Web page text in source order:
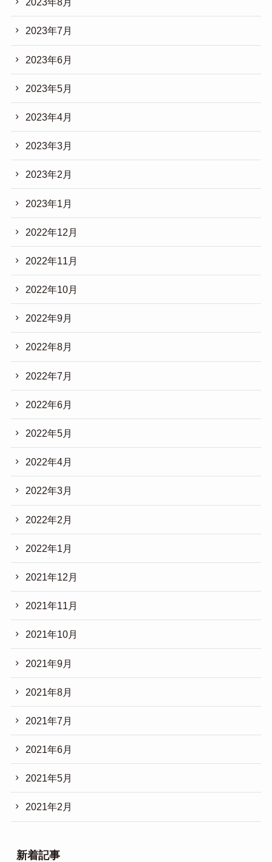
2023年7月
2023年6月
2023年5月
2023年4月
2023年3月
2023年2月
2023年1月
2022年12月
2022年11月
2022年10月
2022年9月
2022年8月
2022年7月
2022年6月
2022年5月
2022年4月
2022年3月
2022年2月
2022年1月
2021年12月
2021年11月
2021年10月
2021年9月
2021年8月
2021年7月
2021年6月
2021年5月
2021年2月
新着記事